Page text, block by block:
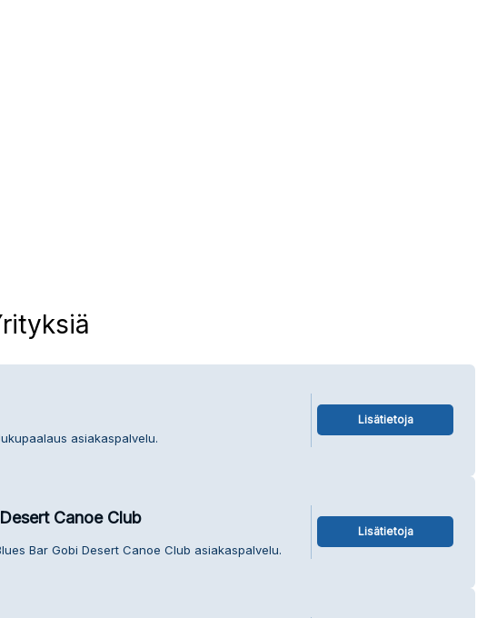
asiakaspalvelu.
Lisätietoja
Canoe Club
Bar Gobi Desert Canoe Club asiakaspalvelu.
Lisätietoja